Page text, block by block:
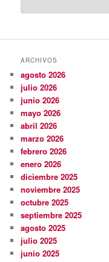
ARCHIVOS
agosto 2026
julio 2026
junio 2026
mayo 2026
abril 2026
marzo 2026
febrero 2026
enero 2026
diciembre 2025
noviembre 2025
octubre 2025
septiembre 2025
agosto 2025
julio 2025
junio 2025